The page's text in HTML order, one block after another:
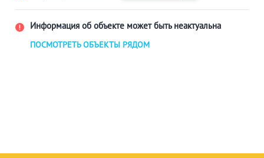
Информация об объекте может быть неактуальна
ПОСМОТРЕТЬ ОБЪЕКТЫ РЯДОМ